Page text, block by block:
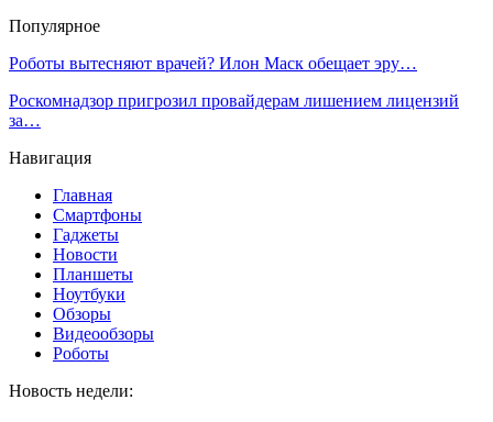
Популярное
Роботы вытесняют врачей? Илон Маск обещает эру…
Роскомнадзор пригрозил провайдерам лишением лицензий
за…
Навигация
Главная
Смартфоны
Гаджеты
Новости
Планшеты
Ноутбуки
Обзоры
Видеообзоры
Роботы
Новость недели: